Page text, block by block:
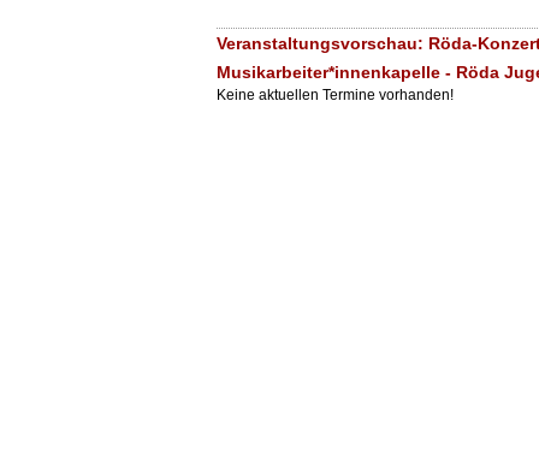
Veranstaltungsvorschau: Röda-
Musikarbeiter*innenkapelle - Röda
Keine aktuellen Termine vorhanden!